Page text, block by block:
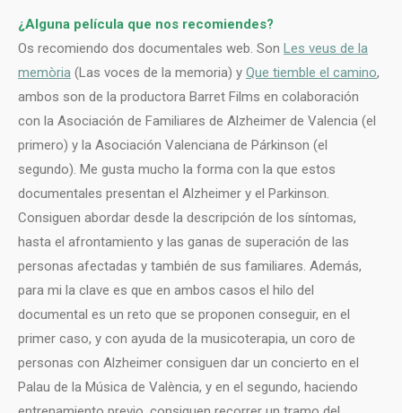
¿Alguna película que nos recomiendes?
Os recomiendo dos documentales web. Son Les veus de la
memòria (Las voces de la memoria) y Que tiemble el camino,
ambos son de la productora Barret Films en colaboración
con la Asociación de Familiares de Alzheimer de Valencia (el
primero) y la Asociación Valenciana de Párkinson (el
segundo). Me gusta mucho la forma con la que estos
documentales presentan el Alzheimer y el Parkinson.
Consiguen abordar desde la descripción de los síntomas,
hasta el afrontamiento y las ganas de superación de las
personas afectadas y también de sus familiares. Además,
para mi la clave es que en ambos casos el hilo del
documental es un reto que se proponen conseguir, en el
primer caso, y con ayuda de la musicoterapia, un coro de
personas con Alzheimer consiguen dar un concierto en el
Palau de la Música de València, y en el segundo, haciendo